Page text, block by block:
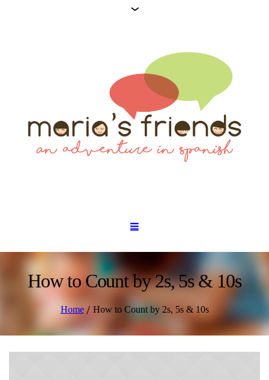
How to Count by 2s, 5s & 10s
Home / How to Count by 2s, 5s & 10s